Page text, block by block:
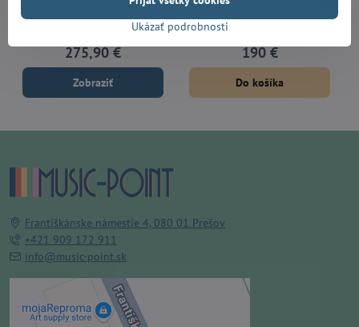
Cort CEC3 NS
275,90 €
Zobraziť
Cort CEC1 OP
190 €
Do košíka
Františkánske námestie 4, 080 01 Prešov
+421 909 172 911
info@music-point.sk
Ukázať podrobnosti